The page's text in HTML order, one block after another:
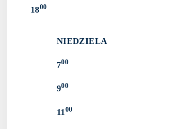
1800
NIEDZIELA
700
900
1100